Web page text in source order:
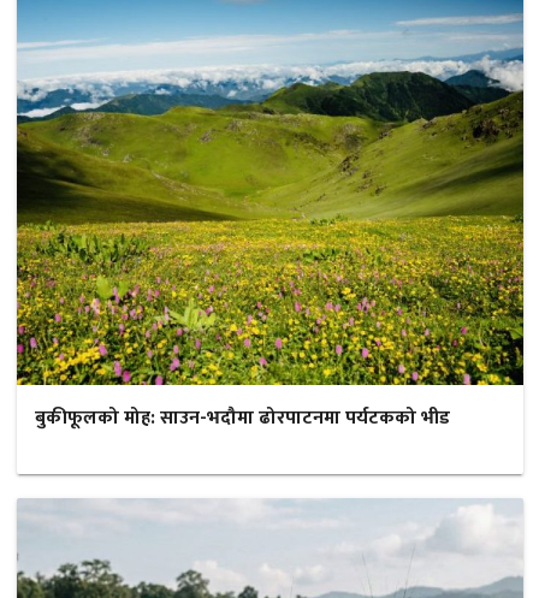
बुकीफूलको मोह: साउन-भदौमा ढोरपाटनमा पर्यटकको भीड